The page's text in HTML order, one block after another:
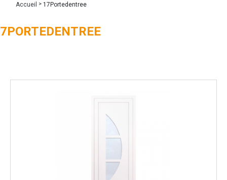
Accueil > 17Portedentree